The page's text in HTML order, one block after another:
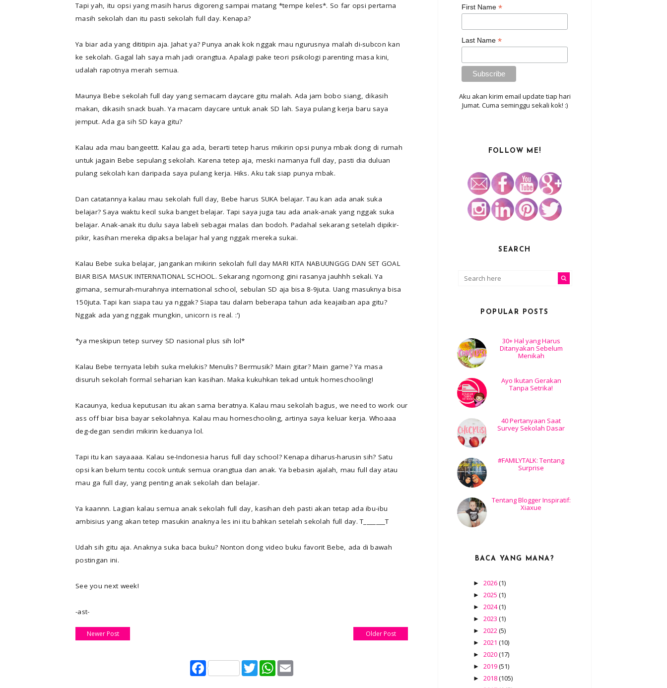
Tapi yah, itu opsi yang masih harus digoreng sampai matang *tempe keles*. So far opsi pertama
masih sekolah dan itu pasti sekolah full day. Kenapa?
Ya biar ada yang dititipin aja. Jahat ya? Punya anak kok nggak mau ngurusnya malah di-subcon kan
ke sekolah. Gagal lah saya mah jadi orangtua. Apalagi pake teori psikologi parenting masa kini,
udalah rapotnya merah semua.
Maunya Bebe sekolah full day yang semacam daycare gitu malah. Ada jam bobo siang, dikasih
makan, dikasih snack buah. Ya macam daycare untuk anak SD lah. Saya pulang kerja baru saya
jemput. Ada ga sih SD kaya gitu?
Kalau ada mau bangeettt. Kalau ga ada, berarti tetep harus mikirin opsi punya mbak dong di rumah
untuk jagain Bebe sepulang sekolah. Karena tetep aja, meski namanya full day, pasti dia duluan
pulang sekolah kan daripada saya pulang kerja. Hiks. Aku tak siap punya mbak.
Dan catatannya kalau mau sekolah full day, Bebe harus SUKA belajar. Tau kan ada anak suka
belajar? Saya waktu kecil suka banget belajar. Tapi saya juga tau ada anak-anak yang nggak suka
belajar. Anak-anak itu dulu saya labeli sebagai malas dan bodoh. Padahal sekarang setelah dipikir-
pikir, kasihan mereka dipaksa belajar hal yang nggak mereka sukai.
Kalau Bebe suka belajar, jangankan mikirin sekolah full day MARI KITA NABUUNGGG DAN SET GOAL
BIAR BISA MASUK INTERNATIONAL SCHOOL. Sekarang ngomong gini rasanya jauhhh sekali. Ya
gimana, semurah-murahnya international school, sebulan SD aja bisa 8-9juta. Uang masuknya bisa
150juta. Tapi kan siapa tau ya nggak? Siapa tau dalam beberapa tahun ada keajaiban apa gitu?
Nggak ada yang nggak mungkin, unicorn is real. :')
*ya meskipun tetep survey SD nasional plus sih lol*
Kalau Bebe ternyata lebih suka melukis? Menulis? Bermusik? Main gitar? Main game? Ya masa
disuruh sekolah formal seharian kan kasihan. Maka kukuhkan tekad untuk homeschooling!
Kacaunya, kedua keputusan itu akan sama beratnya. Kalau mau sekolah bagus, we need to work our
ass off biar bisa bayar sekolahnya. Kalau mau homeschooling, artinya saya keluar kerja. Whoaaa
deg-degan sendiri mikirin keduanya lol.
Tapi itu kan sayaaaa. Kalau se-Indonesia harus full day school? Kenapa diharus-harusin sih? Satu
opsi kan belum tentu cocok untuk semua orangtua dan anak. Ya bebasin ajalah, mau full day atau
mau ga full day, yang penting anak sekolah dan belajar.
Ya kaannn. Lagian kalau semua anak sekolah full day, kasihan deh pasti akan tetap ada ibu-ibu
ambisius yang akan tetep masukin anaknya les ini itu bahkan setelah sekolah full day. T_______T
Udah sih gitu aja. Anaknya suka baca buku? Nonton dong video buku favorit Bebe, ada di bawah
postingan ini.
See you next week!
-ast-
Newer Post Older Post
F
a
T
w
W
First Name *
Last Name *
Aku akan kirim email update tiap hari
Jumat. Cuma seminggu sekali kok! :)
FOLLOW ME!
SEARCH
POPULAR POSTS
30+ Hal yang Harus
Ditanyakan Sebelum
Menikah
Ayo Ikutan Gerakan
Tanpa Setrika!
40 Pertanyaan Saat
Survey Sekolah Dasar
#FAMILYTALK: Tentang
Surprise
Tentang Blogger Inspiratif:
Xiaxue
BACA YANG MANA?
►2026(1)
►2025(1)
►2024(1)
►2023(1)
►2022(5)
►2021(10)
►2020(17)
►2019(51)
►2018(105)